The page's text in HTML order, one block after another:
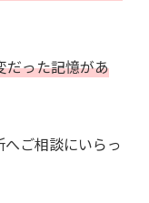
だった記憶があ
ご相談にいらっ